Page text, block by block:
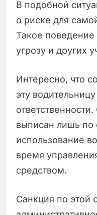
В подобной
о риске для
Такое поведение
угрозу и других
Интересно, что
эту
выписан лишь по
использование
время
средством.
Санкция по этой